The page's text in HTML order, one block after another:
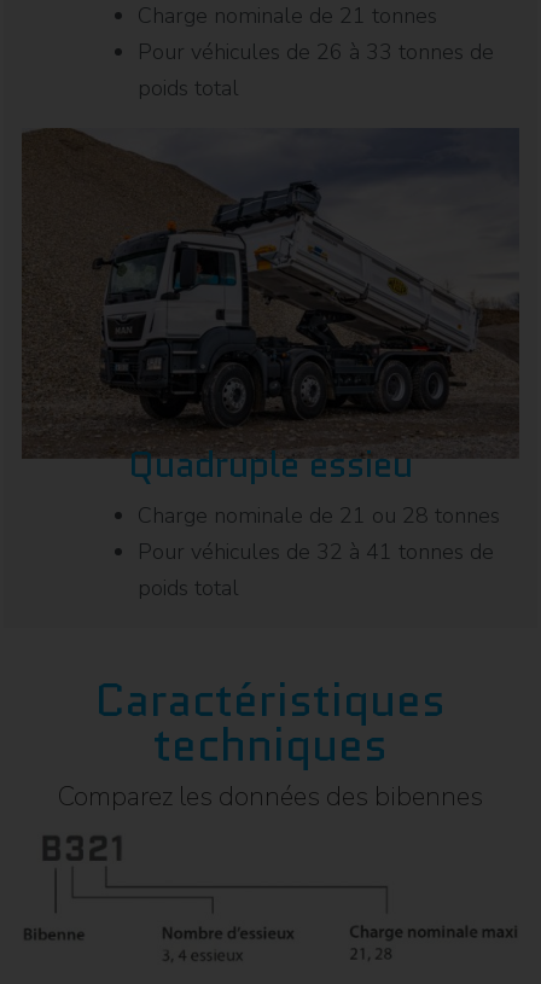
Charge nominale de 21 tonnes
Pour véhicules de 26 à 33 tonnes de
poids total
Quadruple essieu
Charge nominale de 21 ou 28 tonnes
Pour véhicules de 32 à 41 tonnes de
poids total
Caractéristiques
techniques
Comparez les données des bibennes